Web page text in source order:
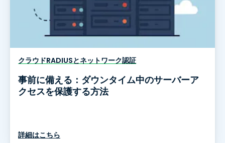
クラウドRADIUSとネットワーク認証
事前に備える：ダウンタイム中のサーバーア
クセスを保護する方法
詳細はこちら